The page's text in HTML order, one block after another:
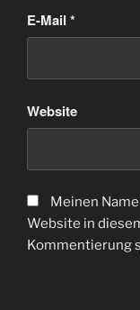
E-Mail *
Website
Meinen
Website in
Kommentierung